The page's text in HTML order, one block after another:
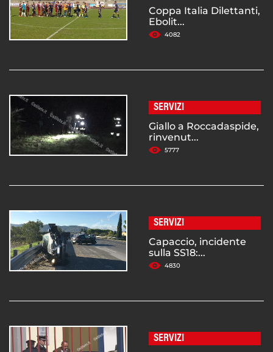
Coppa Italia Dilettanti,
Ebolit...
4082
SERVIZI
Giallo a Roccadaspide,
rinvenut...
5777
SERVIZI
Capaccio, incidente
sulla SS18:...
4830
SERVIZI